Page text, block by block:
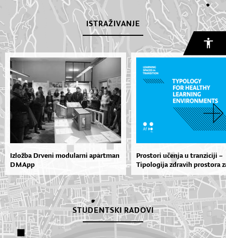
ISTRAŽIVANJE
Izložba Drveni modularni apartman
D M App
Prostori učenja u tranziciji –
Tipologija zdravih prostora
STUDENTSKI RADOVI